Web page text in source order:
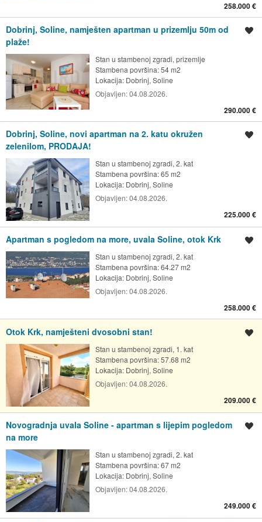
258.000 €
Dobrinj, Soline, namješten apartman u prizemlju 50m od
plaže!
Stan u stambenoj zgradi, prizemlje
Stambena površina: 54 m2
Lokacija: Dobrinj, Soline
Objavljen:04.08.2026.
290.000 €
Dobrinj, Soline, novi apartman na 2. katu okružen
zelenilom, PRODAJA!
Stan u stambenoj zgradi, 2. kat
Stambena površina: 65 m2
Lokacija: Dobrinj, Soline
Objavljen:04.08.2026.
225.000 €
Apartman s pogledom na more, uvala Soline, otok Krk
Stan u stambenoj zgradi, 2. kat
Stambena površina: 64.27 m2
Lokacija: Dobrinj, Soline
Objavljen:04.08.2026.
258.000 €
Otok Krk, namješteni dvosobni stan!
Stan u stambenoj zgradi, 1. kat
Stambena površina: 57.68 m2
Lokacija: Dobrinj, Soline
Objavljen:04.08.2026.
209.000 €
Novogradnja uvala Soline - apartman s lijepim pogledom
na more
Stan u stambenoj zgradi, 2. kat
Stambena površina: 67 m2
Lokacija: Dobrinj, Soline
Objavljen:04.08.2026.
249.000 €